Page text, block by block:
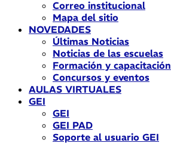
Correo institucional
Mapa del sitio
NOVEDADES
Últimas Noticias
Noticias de las escuelas
Formación y capacitación
Concursos y eventos
AULAS VIRTUALES
GEI
GEI
GEI PAD
Soporte al usuario GEI